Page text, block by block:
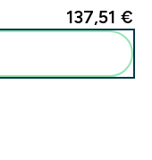
137,51 €‎